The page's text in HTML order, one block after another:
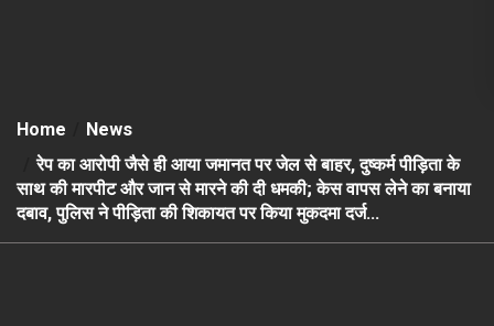
Home
News
रेप का आरोपी जैसे ही आया जमानत पर जेल से बाहर, दुष्कर्म पीड़िता के
साथ की मारपीट और जान से मारने की दी धमकी; केस वापस लेने का बनाया
दबाव, पुलिस ने पीड़िता की शिकायत पर किया मुकदमा दर्ज…